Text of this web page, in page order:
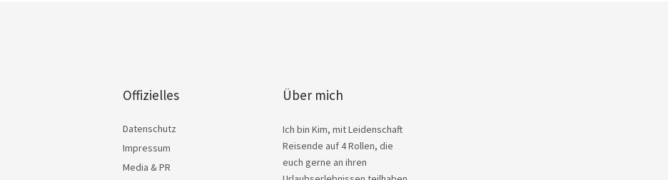
Offizielles
Datenschutz
Impressum
Media & PR
Über mich
Ich bin Kim, mit Leidenschaft
Reisende auf 4 Rollen, die
euch gerne an ihren